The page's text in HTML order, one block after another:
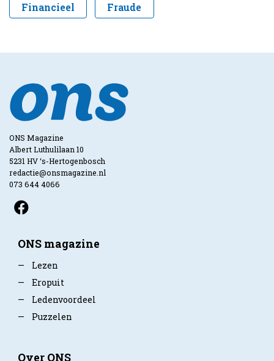
Financieel Fraude
ONS Magazine
Albert Luthulilaan 10
5231 HV ‘s-Hertogenbosch
redactie@onsmagazine.nl
073 644 4066
ONS magazine
—
Lezen
—
Eropuit
—
Ledenvoordeel
—
Puzzelen
Over ONS